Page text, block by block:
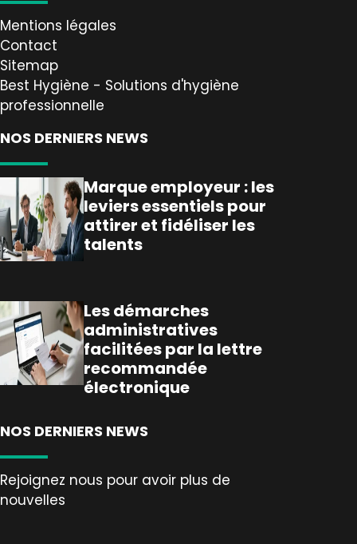
Mentions légales
Contact
Sitemap
Best Hygiène - Solutions d'hygiène
professionnelle
NOS DERNIERS NEWS
Marque employeur : les
leviers essentiels pour
attirer et fidéliser les
talents
Les démarches
administratives
facilitées par la lettre
recommandée
électronique
NOS DERNIERS NEWS
Rejoignez nous pour avoir plus de
nouvelles